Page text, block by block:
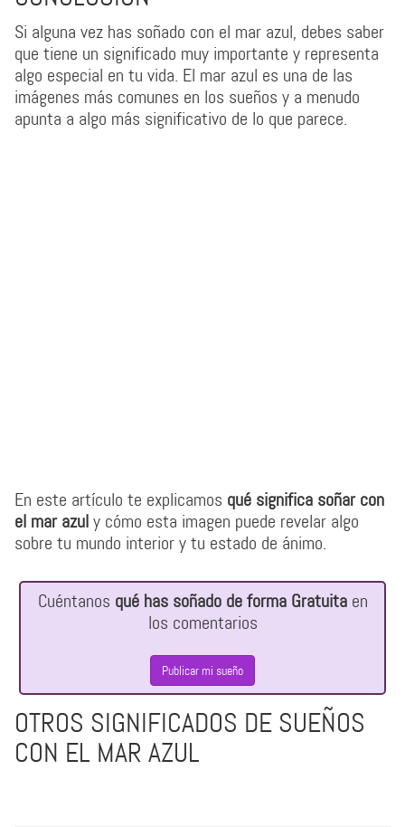
Si alguna vez has soñado con el mar azul, debes saber
que tiene un significado muy importante y representa
algo especial en tu vida. El mar azul es una de las
imágenes más comunes en los sueños y a menudo
apunta a algo más significativo de lo que parece.
En este artículo te explicamos qué significa soñar con
el mar azuly cómo esta imagen puede revelar algo
sobre tu mundo interior y tu estado de ánimo.
Cuéntanos qué has soñado de forma Gratuitaen
los comentarios
Publicar mi sueño
OTROS SIGNIFICADOS DE SUEÑOS
CON EL MAR AZUL